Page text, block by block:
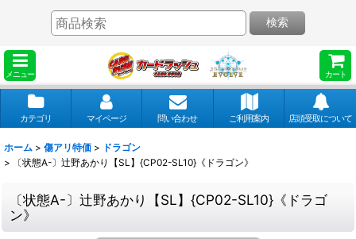
メニュー カート
検索
カテゴリ マイページ 問い合わせ ご利用案内 店頭受取について
ホーム > 傷アリ特価 > ドラゴン
>
〔状態A-〕辻野あかり【SL】{CP02-SL10}《ドラゴン》
〔状態A-〕辻野あかり【SL】{CP02-SL10}《ドラゴ
ン》